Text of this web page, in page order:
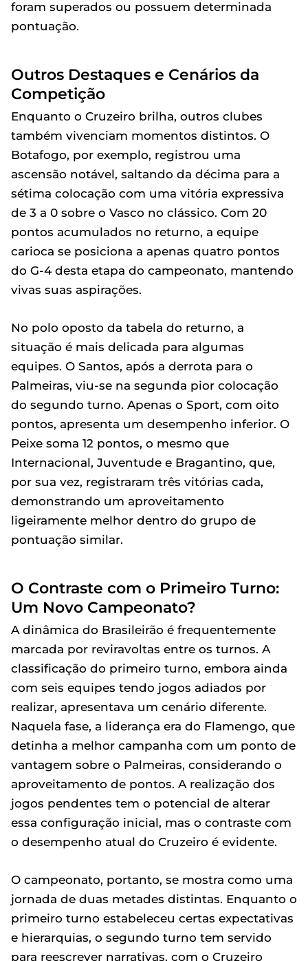
foram superados ou possuem determinada
pontuação.
Outros Destaques e Cenários da
Competição
Enquanto o Cruzeiro brilha, outros clubes
também vivenciam momentos distintos. O
Botafogo, por exemplo, registrou uma
ascensão notável, saltando da décima para a
sétima colocação com uma vitória expressiva
de 3 a 0 sobre o Vasco no clássico. Com 20
pontos acumulados no returno, a equipe
carioca se posiciona a apenas quatro pontos
do G-4 desta etapa do campeonato, mantendo
vivas suas aspirações.
No polo oposto da tabela do returno, a
situação é mais delicada para algumas
equipes. O Santos, após a derrota para o
Palmeiras, viu-se na segunda pior colocação
do segundo turno. Apenas o Sport, com oito
pontos, apresenta um desempenho inferior. O
Peixe soma 12 pontos, o mesmo que
Internacional, Juventude e Bragantino, que,
por sua vez, registraram três vitórias cada,
demonstrando um aproveitamento
ligeiramente melhor dentro do grupo de
pontuação similar.
O Contraste com o Primeiro Turno:
Um Novo Campeonato?
A dinâmica do Brasileirão é frequentemente
marcada por reviravoltas entre os turnos. A
classificação do primeiro turno, embora ainda
com seis equipes tendo jogos adiados por
realizar, apresentava um cenário diferente.
Naquela fase, a liderança era do Flamengo, que
detinha a melhor campanha com um ponto de
vantagem sobre o Palmeiras, considerando o
aproveitamento de pontos. A realização dos
jogos pendentes tem o potencial de alterar
essa configuração inicial, mas o contraste com
o desempenho atual do Cruzeiro é evidente.
O campeonato, portanto, se mostra como uma
jornada de duas metades distintas. Enquanto o
primeiro turno estabeleceu certas expectativas
e hierarquias, o segundo turno tem servido
para reescrever narrativas, com o Cruzeiro